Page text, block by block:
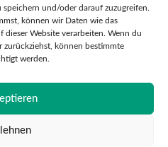
und/oder darauf zuzugreifen.
können wir Daten wie das
dieser Website verarbeiten. Wenn du
können bestimmte
werden.
droits réservés
Impressum